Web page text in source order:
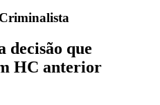
decisão que
HC anterior